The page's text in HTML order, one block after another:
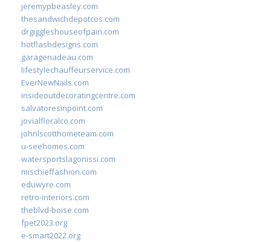
jeremypbeasley.com
thesandwichdepotcos.com
drgiggleshouseofpain.com
hotflashdesigns.com
garagenadeau.com
lifestylechauffeurservice.com
EverNewNails.com
insideoutdecoratingcentre.com
salvatoresinpoint.com
jovialfloralco.com
johnlscotthometeam.com
u-seehomes.com
watersportslagonissi.com
mischieffashion.com
eduwyre.com
retro-interiors.com
theblvd-boise.com
fpet2023.org
e-smart2022.org